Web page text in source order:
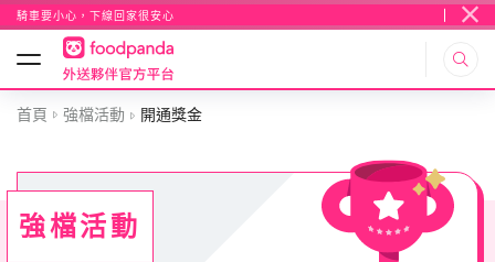
騎車要小心，下線回家很安心
首頁 強檔活動 開通獎金
強檔活動